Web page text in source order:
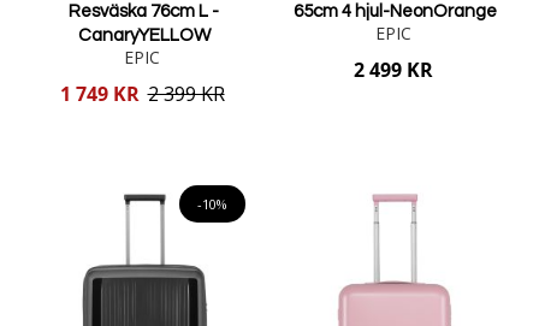
Resväska 76cm L -
CanaryYELLOW
EPIC
Reducerat
1 749 KR 2 399 KR
65cm 4 hjul-NeonOrange
EPIC
2 499 KR
-10%